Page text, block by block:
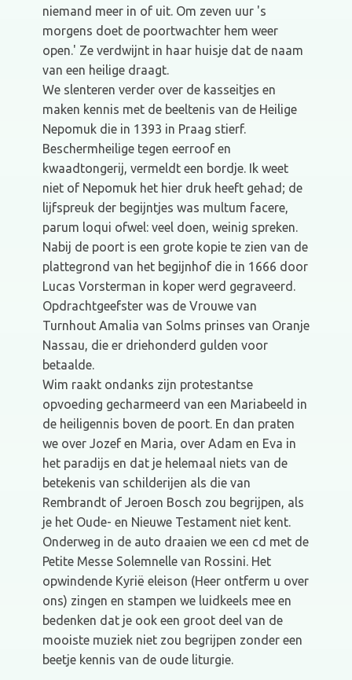
niemand meer in of uit. Om zeven uur 's
morgens doet de poortwachter hem weer
open.' Ze verdwijnt in haar huisje dat de naam
van een heilige draagt.
We slenteren verder over de kasseitjes en
maken kennis met de beeltenis van de Heilige
Nepomuk die in 1393 in Praag stierf.
Beschermheilige tegen eerroof en
kwaadtongerij, vermeldt een bordje. Ik weet
niet of Nepomuk het hier druk heeft gehad; de
lijfspreuk der begijntjes was multum facere,
parum loqui ofwel: veel doen, weinig spreken.
Nabij de poort is een grote kopie te zien van de
plattegrond van het begijnhof die in 1666 door
Lucas Vorsterman in koper werd gegraveerd.
Opdrachtgeefster was de Vrouwe van
Turnhout Amalia van Solms prinses van Oranje
Nassau, die er driehonderd gulden voor
betaalde.
Wim raakt ondanks zijn protestantse
opvoeding gecharmeerd van een Mariabeeld in
de heiligennis boven de poort. En dan praten
we over Jozef en Maria, over Adam en Eva in
het paradijs en dat je helemaal niets van de
betekenis van schilderijen als die van
Rembrandt of Jeroen Bosch zou begrijpen, als
je het Oude- en Nieuwe Testament niet kent.
Onderweg in de auto draaien we een cd met de
Petite Messe Solemnelle van Rossini. Het
opwindende Kyrië eleison (Heer ontferm u over
ons) zingen en stampen we luidkeels mee en
bedenken dat je ook een groot deel van de
mooiste muziek niet zou begrijpen zonder een
beetje kennis van de oude liturgie.